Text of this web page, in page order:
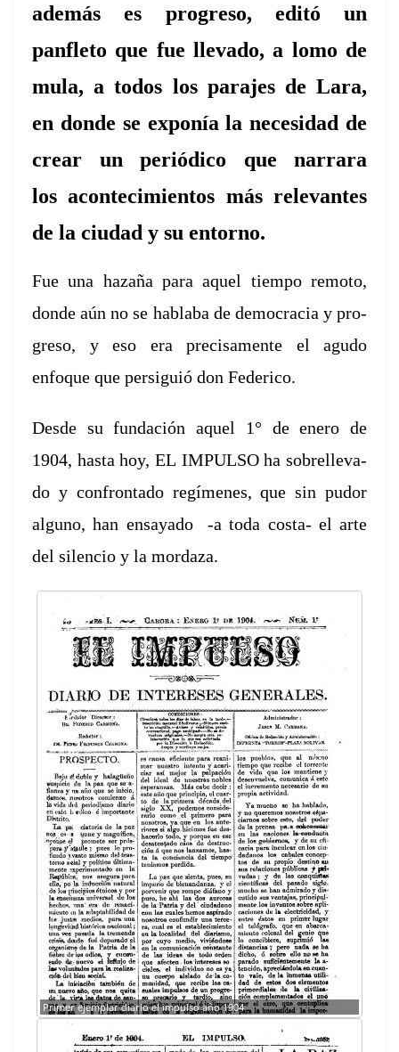
además es progreso, editó un
panfleto que fue llevado, a lomo de
mula, a todos los parajes de Lara,
en donde se exponía la necesidad de
crear un periódico que narrara
losacontecimientos más relevantes
de la ciudad y su entorno.
Fue una haz­a­ña para aquel tiem­po remo­to,
donde aún no se habla­ba de democ­ra­cia y pro­
gre­so, y eso era pre­cisa­mente el agu­do
enfoque que per­sigu­ió don Federico.
Des­de su fun­dación aquel 1° de enero de
1904, has­ta hoy, EL IMPULSO ha sobrell­e­va­
do y con­fronta­do regímenes, que sin pudor
alguno, han ensaya­do ‑a toda cos­ta- el arte
del silen­cio y la mor­daza.
Primer ejem­plar diario el impul­so año 1904